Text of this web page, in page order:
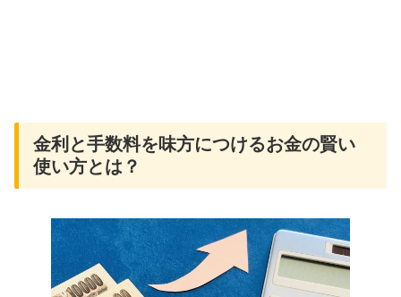
金利と手数料を味方につけるお金の賢い
使い方とは？